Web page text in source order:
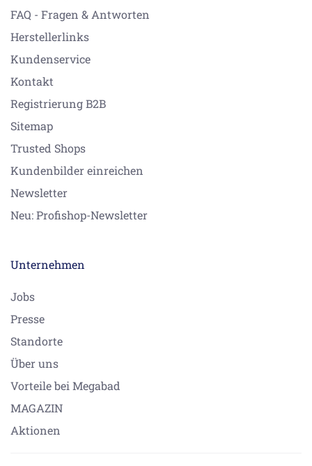
FAQ - Fragen & Antworten
Herstellerlinks
Kundenservice
Kontakt
Registrierung B2B
Sitemap
Trusted Shops
Kundenbilder einreichen
Newsletter
Neu: Profishop-Newsletter
Unternehmen
Jobs
Presse
Standorte
Über uns
Vorteile bei Megabad
MAGAZIN
Aktionen